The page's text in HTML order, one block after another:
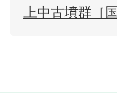
上中古墳群［